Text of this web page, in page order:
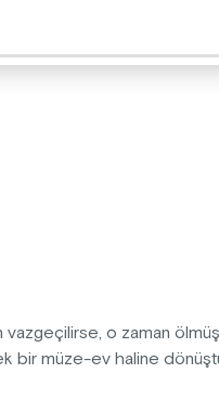
o zaman ölmüş
bir müze-ev haline